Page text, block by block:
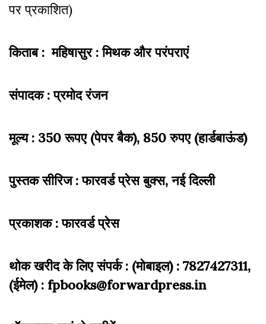
पर प्रकाशित)
किताब : महिषासुर : मिथक और परंपराएं
संपादक : प्रमोद रंजन
मूल्य : 350 रूपए (पेपर बैक), 850 रुपए (हार्डबाऊंड)
पुस्तक सीरिज : फारवर्ड प्रेस बुक्स, नई दिल्ली
प्रकाशक : फारवर्ड प्रेस
थोक खरीद के लिए संपर्क : (मोबाइल) : 7827427311,
(ईमेल) : fpbooks@forwardpress.in